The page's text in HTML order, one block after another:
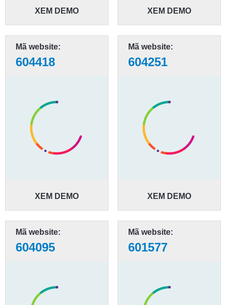
XEM DEMO XEM DEMO
Mã website:
604418
XEM DEMO
Mã website:
604251
XEM DEMO
Mã website:
604095
Mã website:
601577